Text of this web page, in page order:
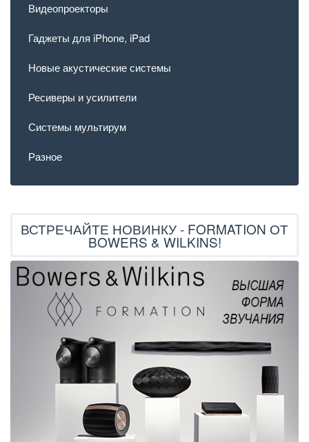
Видеопроекторы
Гаджеты для iPhone, iPad
Новые акустические системы
Ресиверы и усилители
Системы мультирум
Разное
ВСТРЕЧАЙТЕ НОВИНКУ - FORMATION ОТ
BOWERS & WILKINS!